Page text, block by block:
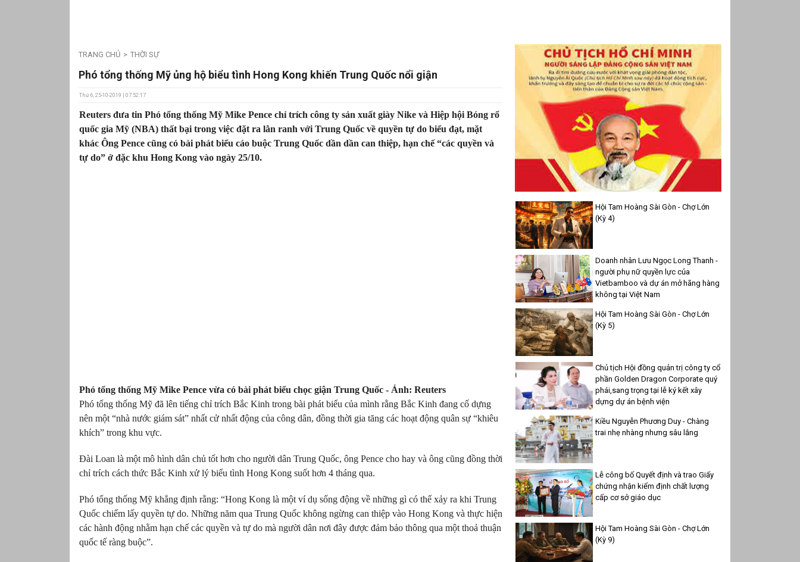
TRANG CHỦ THỜI SỰ
Phó tổng thống Mỹ ủng hộ biểu tình Hong Kong khiến Trung Quốc nổi giận
Thứ 6, 25-10-2019 | 07:52:17
Reuters đưa tin Phó tổng thống Mỹ Mike Pence chỉ trích công ty sản xuất giày Nike và Hiệp hội Bóng rổ
quốc gia Mỹ (NBA) thất bại trong việc đặt ra lằn ranh với Trung Quốc về quyền tự do biểu đạt, mặt
khác Ông Pence cũng có bài phát biểu cáo buộc Trung Quốc dần dần can thiệp, hạn chế “các quyền và
tự do” ở đặc khu Hong Kong vào ngày 25/10.
Phó tổng thống Mỹ Mike Pence vừa có bài phát biểu chọc giận Trung Quốc - Ảnh: Reuters
Phó tổng thống Mỹ đã lên tiếng chỉ trích Bắc Kinh trong bài phát biểu của mình rằng Bắc Kinh đang cố dựng
nên một “nhà nước giám sát” nhất cử nhất động của công dân, đồng thời gia tăng các hoạt động quân sự “khiêu
khích” trong khu vực.
Đài Loan là một mô hình dân chủ tốt hơn cho người dân Trung Quốc, ông Pence cho hay và ông cũng đồng thời
chỉ trích cách thức Bắc Kinh xử lý biểu tình Hong Kong suốt hơn 4 tháng qua.
Phó tổng thống Mỹ khẳng định rằng: “Hong Kong là một ví dụ sống động về những gì có thể xảy ra khi Trung
Quốc chiếm lấy quyền tự do. Những năm qua Trung Quốc không ngừng can thiệp vào Hong Kong và thực hiện
các hành động nhằm hạn chế các quyền và tự do mà người dân nơi đây được đảm bảo thông qua một thoả thuận
quốc tế ràng buộc”.
Hội Tam Hoàng Sài Gòn - Chợ Lớn
(Kỳ 4)
Doanh nhân Lưu Ngọc Long Thanh -
người phụ nữ quyền lực của
Vietbamboo và dự án mở hãng hàng
không tại Việt Nam
Hội Tam Hoàng Sài Gòn - Chợ Lớn
(Kỳ 5)
Chủ tịch Hội đồng quản trị công ty cổ
phần Golden Dragon Corporate quý
phái,sang trọng tại lễ ký kết xây
dựng dự án bệnh viện
Kiều Nguyễn Phương Duy - Chàng
trai nhẹ nhàng nhưng sâu lắng
Lễ công bố Quyết định và trao Giấy
chứng nhận kiểm định chất lượng
cấp cơ sở giáo dục
Hội Tam Hoàng Sài Gòn - Chợ Lớn
(Kỳ 9)